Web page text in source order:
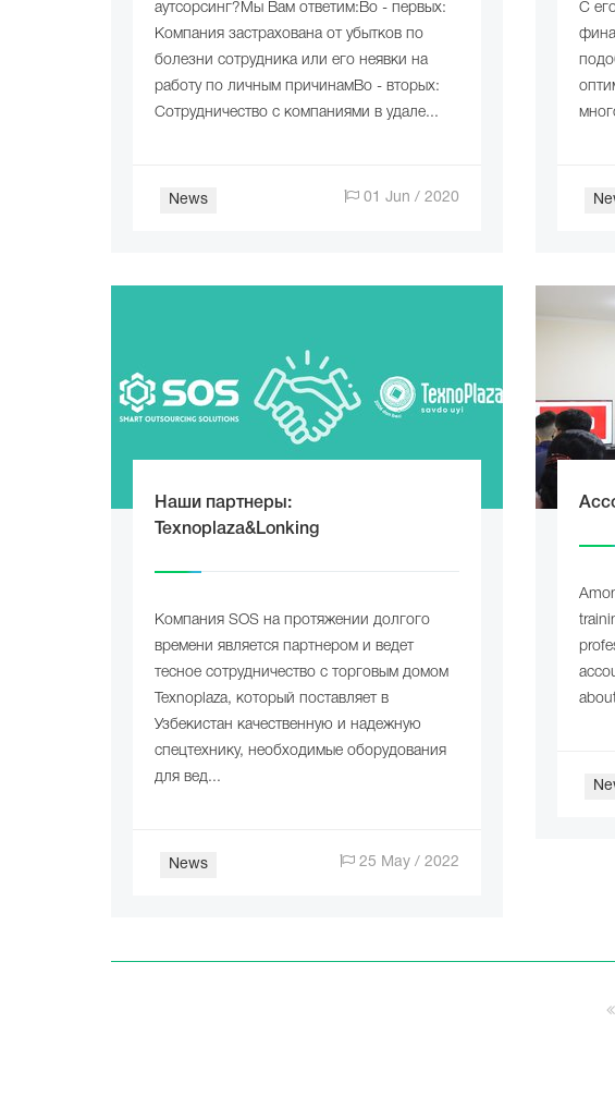
аутсорсинг?Мы Вам ответим:Во - первых:
Компания застрахована от убытков по
болезни сотрудника или его неявки на
работу по личным причинамВо - вторых:
Сотрудничество с компаниями в удале...
News 01 Jun / 2020
С
Наши партнеры:
Texnoplaza&Lonking
Компания SOS на протяжении долгого
времени является партнером и ведет
тесное сотрудничество с торговым домом
Texnoplaza, который поставляет в
Узбекистан качественную и надежную
спецтехнику, необходимые оборудования
для вед...
News 25 May / 2022